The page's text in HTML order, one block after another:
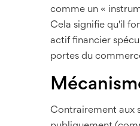
comme un «
Cela signifie qu'il
actif financier
portes du
Contrairement aux